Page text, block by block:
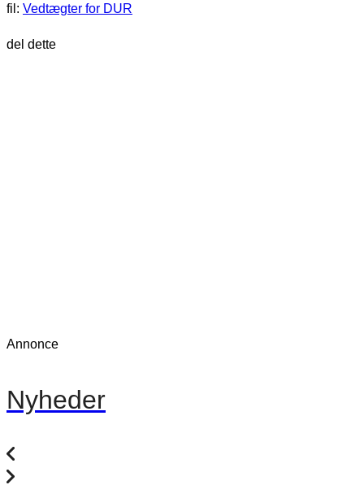
fil: Vedtægter for DUR
del dette
Annonce
Nyheder